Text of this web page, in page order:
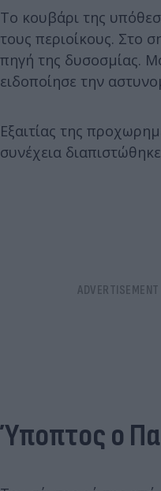
Το κουβάρι της
τους περιοίκους. Στο
πηγή της δυσοσμίας.
ειδοποίησε την
Εξαιτίας της
συνέχεια
Ύποπτος ο